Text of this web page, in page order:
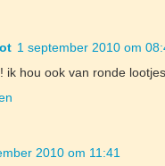
1 september 2010 om
ik hou ook van ronde
2010 om 11:41